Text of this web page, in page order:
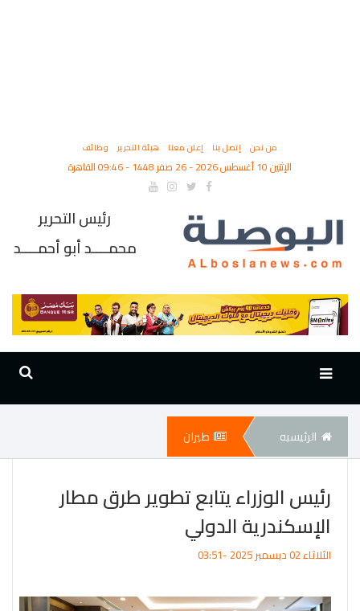
من نحن إتصل بنا إعلن معنا هيئة التحرير وظائف
الإثنين 10 أغسطس 2026 - 26 صفر 1448 - 09:46 القاهرة
رئيس التحرير
محمــــد أبو أحمــــد
الرئيسيه طيران
رئيس الوزراء يتابع تطوير طرق مطار
الإسكندرية الدولي
الثلاثاء 02 ديسمبر 2025 -03:51